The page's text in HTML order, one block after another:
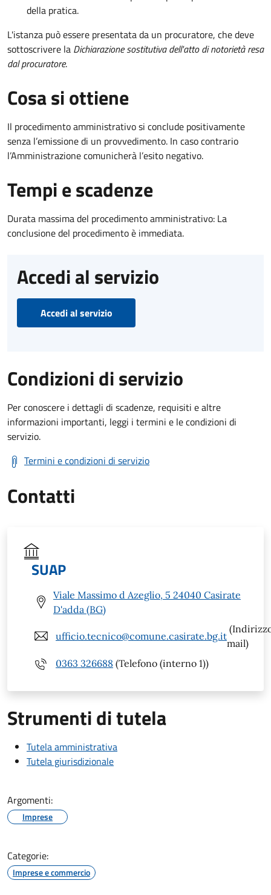
della pratica.
L'istanza può essere presentata da un procuratore, che deve
sottoscrivere la Dichiarazione sostitutiva dell'atto di notorietà resa
dal procuratore.
Cosa si ottiene
Il procedimento amministrativo si conclude positivamente
senza l’emissione di un provvedimento. In caso contrario
l’Amministrazione comunicherà l’esito negativo.
Tempi e scadenze
Durata massima del procedimento amministrativo: La
conclusione del procedimento è immediata.
Accedi al servizio
Accedi al servizio
Condizioni di servizio
Per conoscere i dettagli di scadenze, requisiti e altre
informazioni importanti, leggi i termini e le condizioni di
servizio.
Termini e condizioni di servizio
Contatti
SUAP
Viale Massimo d Azeglio, 5 24040 Casirate
D'adda (BG)
ufficio.tecnico@comune.casirate.bg.it
mail)
0363 326688 (Telefono (interno 1))
Strumenti di tutela
Tutela amministrativa
Tutela giurisdizionale
Argomenti:
Imprese
Categorie:
Imprese e commercio